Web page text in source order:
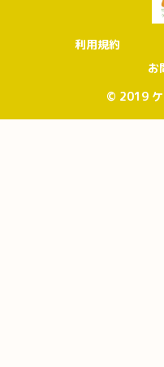
利用規約
お
© 2019 ケ